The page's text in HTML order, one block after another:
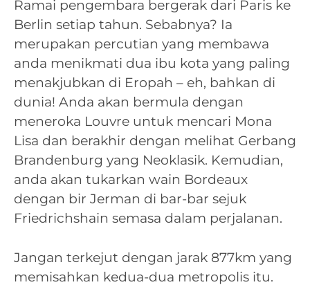
Ramai pengembara bergerak dari Paris ke
Berlin setiap tahun. Sebabnya? Ia
merupakan percutian yang membawa
anda menikmati dua ibu kota yang paling
menakjubkan di Eropah – eh, bahkan di
dunia! Anda akan bermula dengan
meneroka Louvre untuk mencari Mona
Lisa dan berakhir dengan melihat Gerbang
Brandenburg yang Neoklasik. Kemudian,
anda akan tukarkan wain Bordeaux
dengan bir Jerman di bar-bar sejuk
Friedrichshain semasa dalam perjalanan.
Jangan terkejut dengan jarak 877km yang
memisahkan kedua-dua metropolis itu.